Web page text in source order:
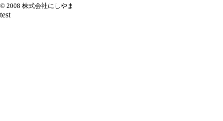
© 2008 株式会社にしやま
test